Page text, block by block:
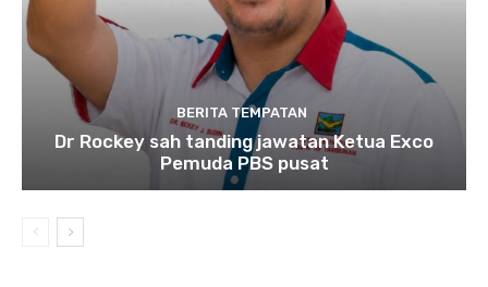
BERITA TEMPATAN
Dr Rockey sah tanding jawatan Ketua Exco
Pemuda PBS pusat